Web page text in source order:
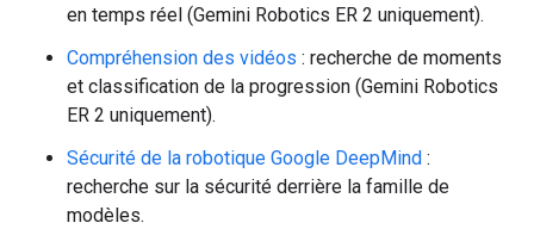
en temps réel (Gemini Robotics ER 2 uniquement).
Compréhension des vidéos : recherche de moments
et classification de la progression (Gemini Robotics
ER 2 uniquement).
Sécurité de la robotique Google DeepMind :
recherche sur la sécurité derrière la famille de
modèles.